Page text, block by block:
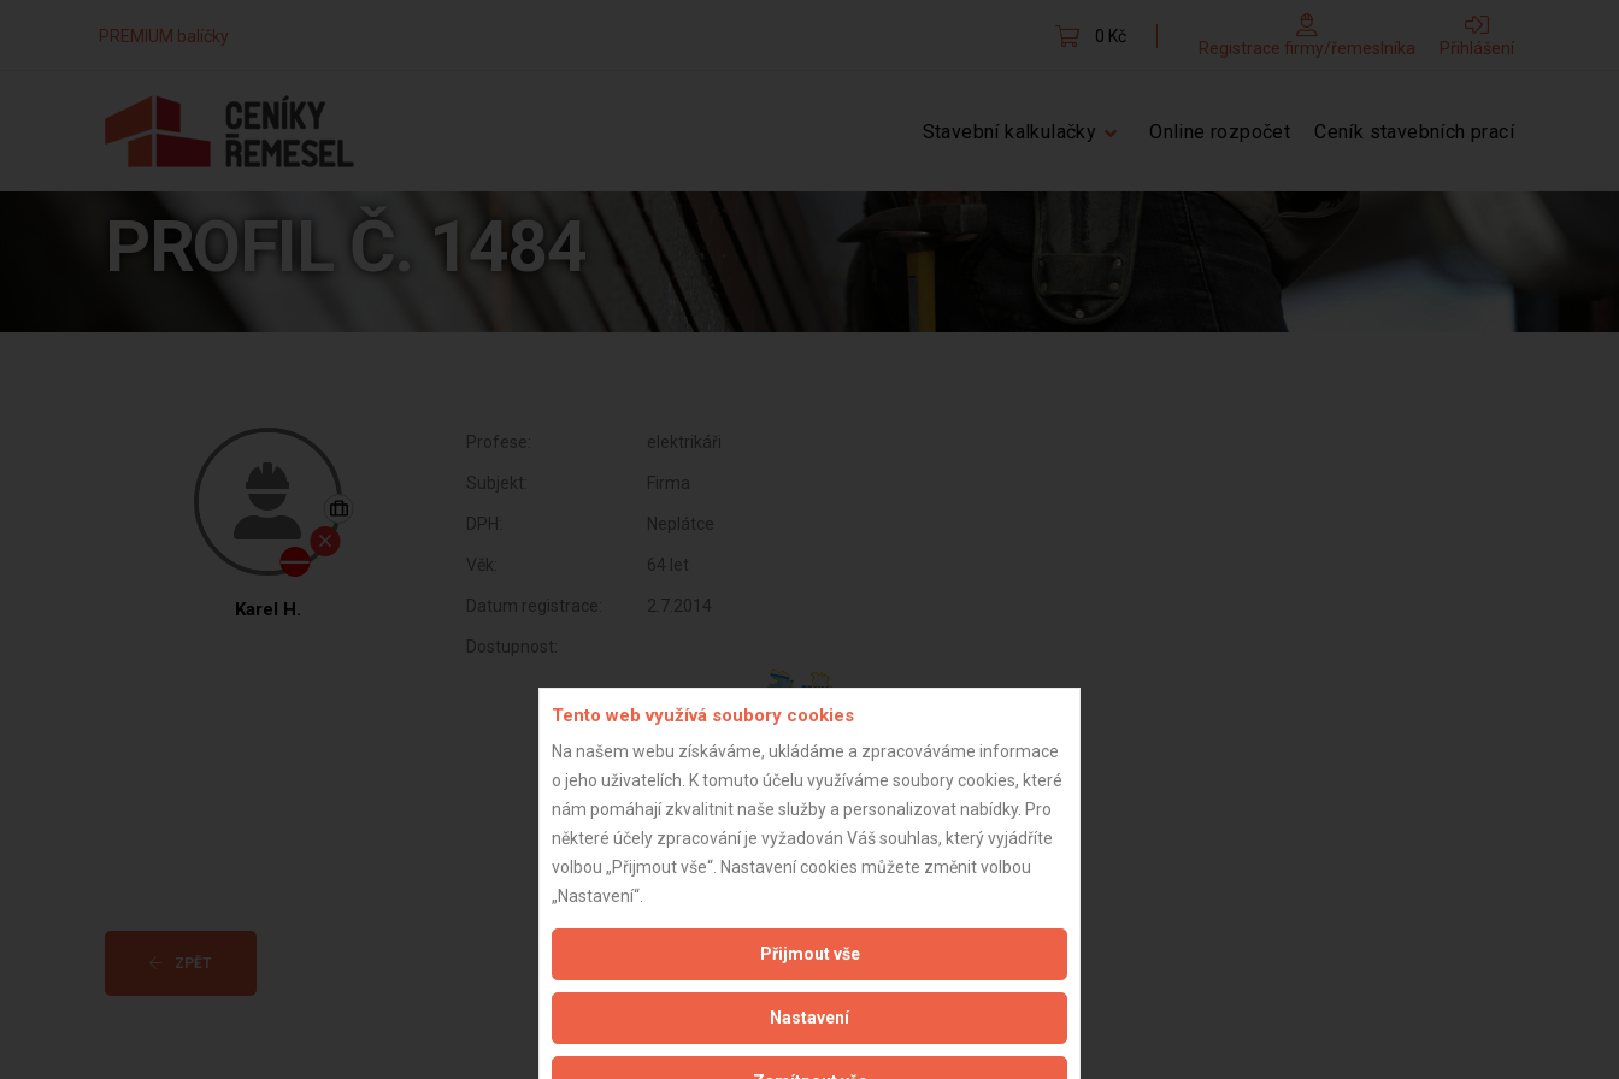
PREMIUM balíčky 0 Kč
Registrace firmy/řemeslníka Přihlášení
Stavební kalkulačky Online rozpočet Ceník stavebních prací
PROFIL Č. 1484
Karel H.
Profese: elektrikáři
Subjekt: Firma
DPH: Neplátce
Věk: 64 let
Datum registrace: 2.7.2014
Dostupnost:
ZPĚT Aktualizováno z portálu ARES dne 03.01.2024 19:30:12
Tento web využívá soubory cookies
Na našem webu získáváme, ukládáme a zpracováváme informace
o jeho uživatelích. K tomuto účelu využíváme soubory cookies, které
nám pomáhají zkvalitnit naše služby a personalizovat nabídky. Pro
některé účely zpracování je vyžadován Váš souhlas, který vyjádříte
volbou „Přijmout vše“. Nastavení cookies můžete změnit volbou
„Nastavení“.
Přijmout vše
Nastavení